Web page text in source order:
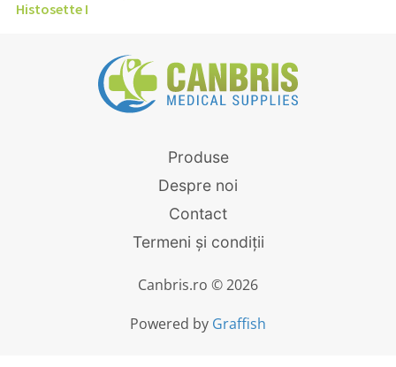
Histosette I
Produse
Despre noi
Contact
Termeni și condiții
Canbris.ro © 2026
Powered by Graffish